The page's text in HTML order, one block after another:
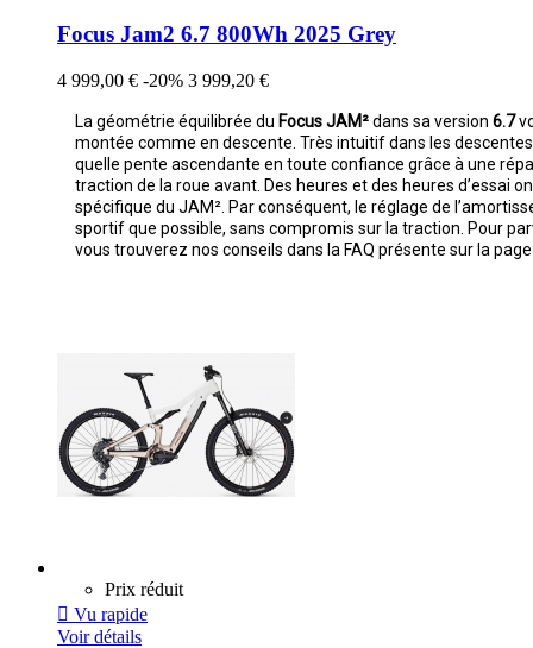
Focus Jam2 6.7 800Wh 2025 Grey
4 999,00 € -20% 3 999,20 €
La géométrie équilibrée du Focus JAM²dans sa version 6.7
montée comme en descente. Très intuitif dans les
quelle pente ascendante en toute confiance grâce à une
traction de la roue avant. Des heures et des heures d’essai
spécifique du JAM². Par conséquent, le réglage de
sportif que possible, sans compromis sur la traction. Pour
vous trouverez nos conseils dans la FAQ présente sur la
Prix réduit
 Vu rapide
Voir détails